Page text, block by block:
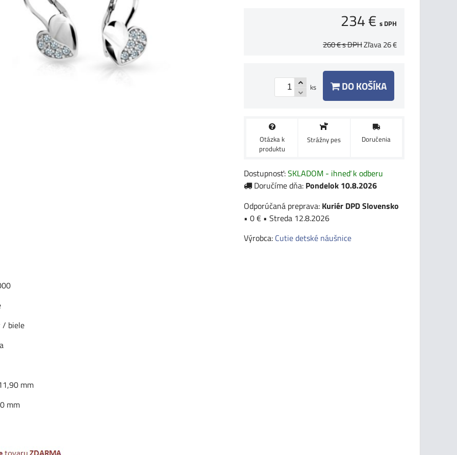
234 € s DPH
260 €s DPHZľava26 €
ks DO KOŠÍKA
Otázka k
produktu
Strážny pes Doručenia
Dostupnosť:SKLADOM - ihneď k odberu
Doručíme dňa: Pondelok 10.8.2026
Kuriér DPD Slovensko
• 0 € • Streda 12.8.2026
Výrobca: Cutie detské náušnice
/ biele
mm
mm